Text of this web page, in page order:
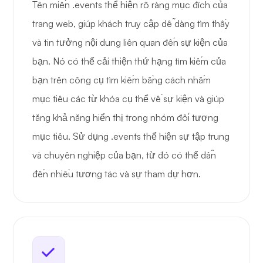
Tên miền .events thể hiện rõ ràng mục đích của
trang web, giúp khách truy cập dễ dàng tìm thấy
và tin tưởng nội dung liên quan đến sự kiện của
bạn. Nó có thể cải thiện thứ hạng tìm kiếm của
bạn trên công cụ tìm kiếm bằng cách nhắm
mục tiêu các từ khóa cụ thể về sự kiện và giúp
tăng khả năng hiển thị trong nhóm đối tượng
mục tiêu. Sử dụng .events thể hiện sự tập trung
và chuyên nghiệp của bạn, từ đó có thể dẫn
đến nhiều tương tác và sự tham dự hơn.